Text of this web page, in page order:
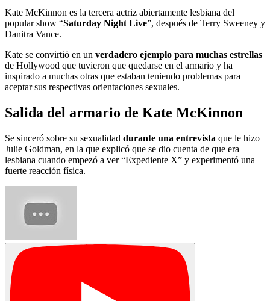
Kate McKinnon es la tercera actriz abiertamente lesbiana del
popular show “Saturday Night Live”, después de Terry Sweeney y
Danitra Vance.
Kate se convirtió en un verdadero ejemplo para muchas estrellas
de Hollywood que tuvieron que quedarse en el armario y ha
inspirado a muchas otras que estaban teniendo problemas para
aceptar sus respectivas orientaciones sexuales.
Salida del armario de Kate McKinnon
Se sinceró sobre su sexualidad durante una entrevista que le hizo
Julie Goldman, en la que explicó que se dio cuenta de que era
lesbiana cuando empezó a ver “Expediente X” y experimentó una
fuerte reacción física.